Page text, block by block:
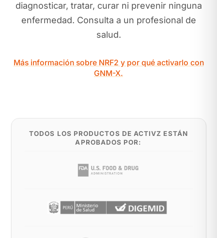
diagnosticar, tratar, curar ni prevenir ninguna
enfermedad. Consulta a un profesional de
salud.
Más información sobre NRF2 y por qué activarlo con
GNM-X.
TODOS LOS PRODUCTOS DE ACTIVZ ESTÁN
APROBADOS POR: